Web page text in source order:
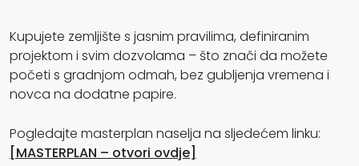
Kupujete zemljište s jasnim pravilima, definiranim
projektom i svim dozvolama – što znači da možete
početi s gradnjom odmah, bez gubljenja vremena i
novca na dodatne papire.
Pogledajte masterplan naselja na sljedećem linku:
[MASTERPLAN – otvori ovdje]